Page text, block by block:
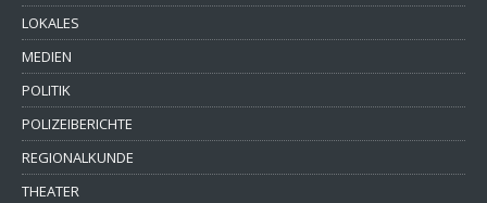
LOKALES
MEDIEN
POLITIK
POLIZEIBERICHTE
REGIONALKUNDE
THEATER